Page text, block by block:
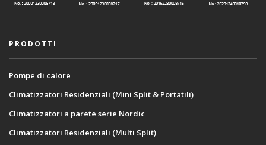
PRODOTTI
Pompe di calore
Climatizzatori Residenziali (Mini Split & Portatili)
Climatizzatori a parete serie Nordic
Climatizzatori Residenziali (Multi Split)